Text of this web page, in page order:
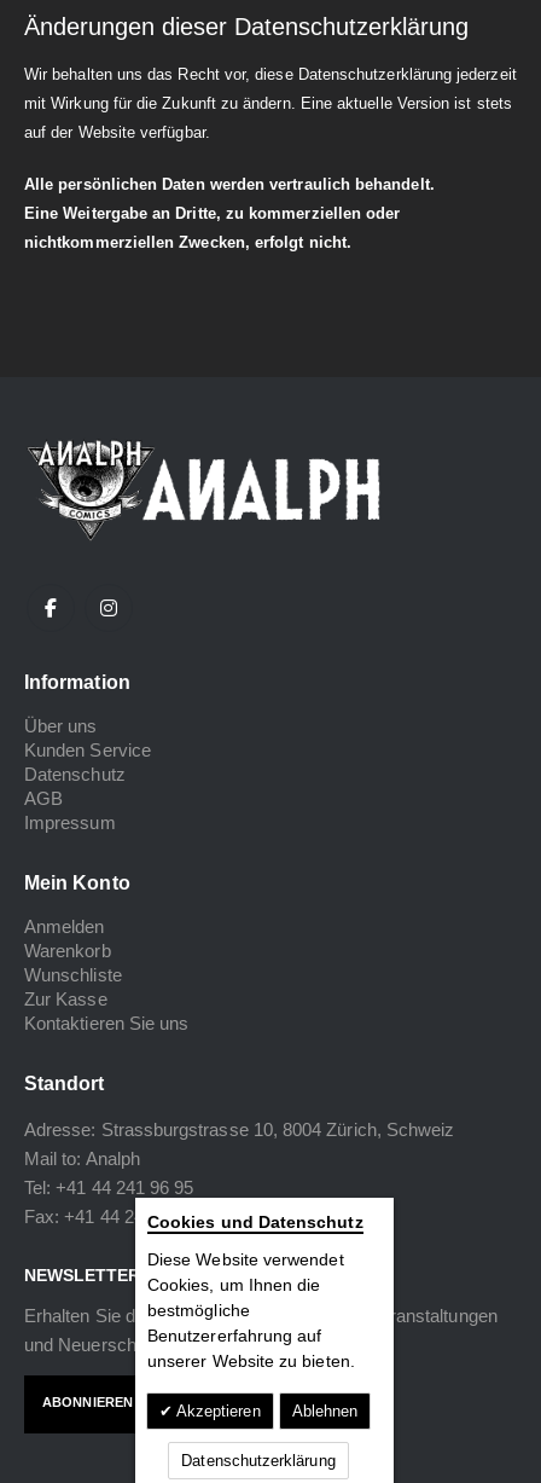
Änderungen dieser Datenschutzerklärung
Wir behalten uns das Recht vor, diese Datenschutzerklärung jederzeit
mit Wirkung für die Zukunft zu ändern. Eine aktuelle Version ist stets
auf der Website verfügbar.
Alle persönlichen Daten werden vertraulich behandelt.
Eine Weitergabe an Dritte, zu kommerziellen oder
nichtkommerziellen Zwecken, erfolgt nicht.
Information
Über uns
Kunden Service
Datenschutz
AGB
Impressum
Mein Konto
Anmelden
Warenkorb
Wunschliste
Zur Kasse
Kontaktieren Sie uns
Standort
Adresse: Strassburgstrasse 10, 8004 Zürich, Schweiz
Mail to: Analph
Tel: +41 44 241 96 95
Fax: +41 44 240 34 40
NEWSLETTER
Erhalten Sie die neuesten Informationen zu Veranstaltungen
und Neuerscheinungen.
ABONNIEREN
Cookies und Datenschutz
Diese Website verwendet
Cookies, um Ihnen die
bestmögliche
Benutzererfahrung auf
unserer Website zu bieten.
Akzeptieren Ablehnen
Datenschutzerklärung